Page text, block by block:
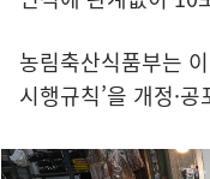
농림축산식품부는
시행규칙’을 개정·